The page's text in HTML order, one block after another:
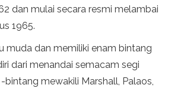
dan mulai secara resmi melambai
1965.
muda dan memiliki enam bintang
dari menandai semacam segi
bintang mewakili Marshall, Palaos,